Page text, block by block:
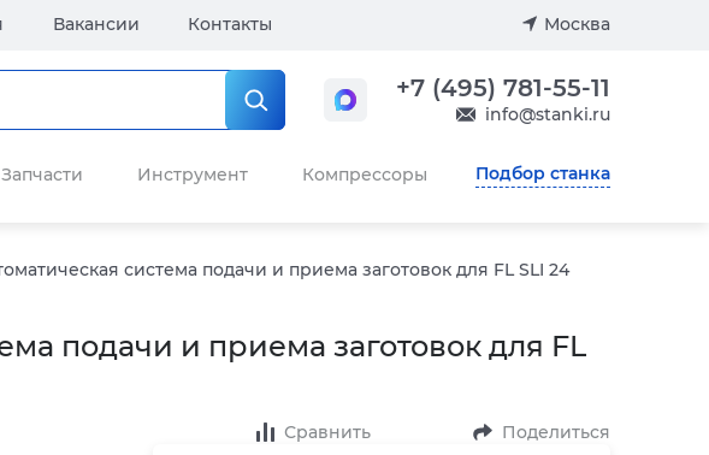
Вакансии Контакты Москва
+7 (495) 781-55-11
info@stanki.ru
Запчасти Инструмент Компрессоры Подбор станка
система подачи и приема заготовок для FL SLI 24
подачи и приема заготовок для FL
Сравнить Поделиться